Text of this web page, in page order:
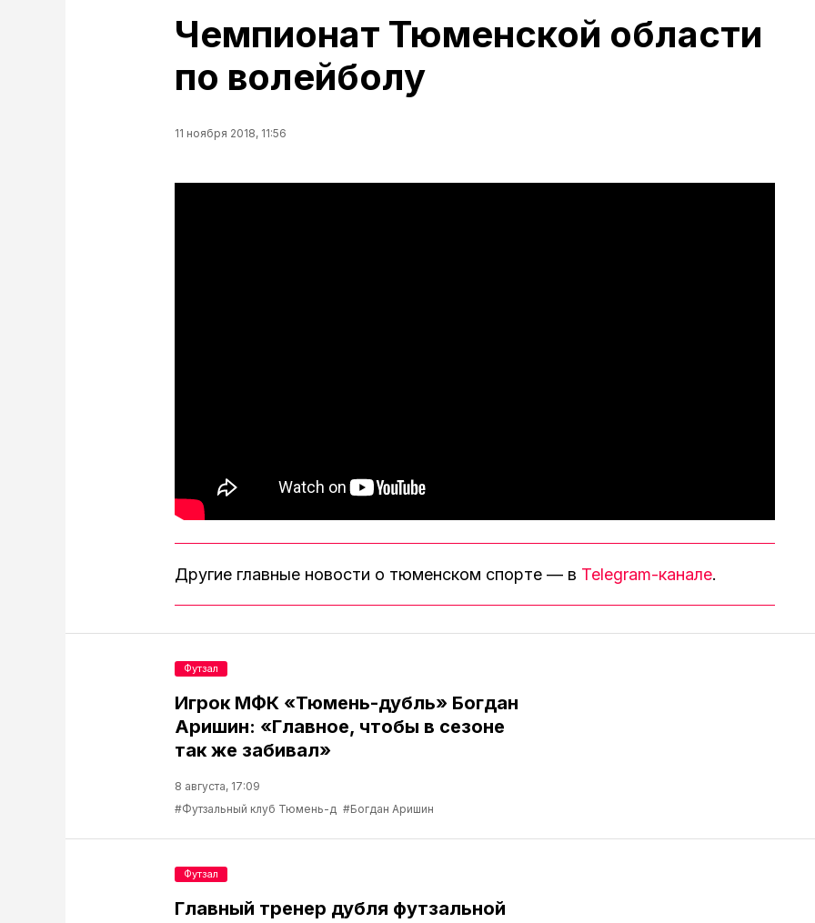
Чемпионат Тюменской области
по волейболу
11 ноября 2018, 11:56
Другие главные новости о тюменском спорте — в Telegram-канале.
Игрок МФК «Тюмень-дубль» Богдан
Аришин: «Главное, чтобы в сезоне
так же забивал»
8 августа, 17:09
#Футзальный клуб Тюмень-д #Богдан Аришин
Футзал
Главный тренер дубля футзальной
Футзал